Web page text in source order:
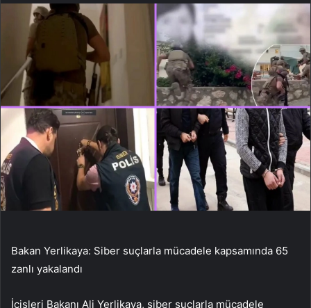
Bakan Yerlikaya: Siber suçlarla mücadele kapsamında 65
zanlı yakalandı
İçişleri Bakanı Ali Yerlikaya, siber suçlarla mücadele